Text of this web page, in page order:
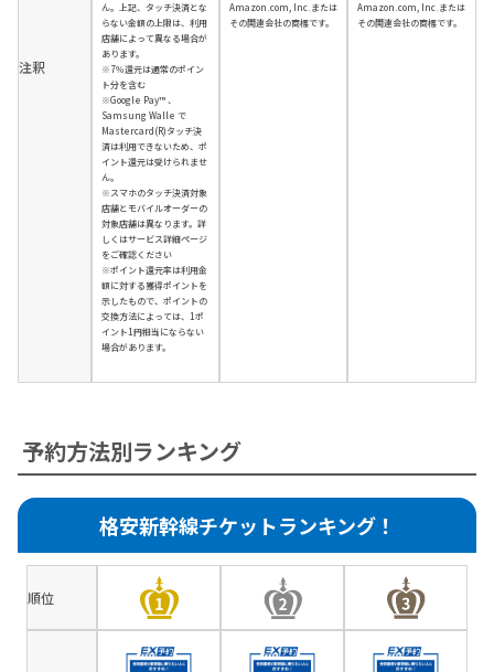
注釈
ん。上記、タッチ決済とな
らない金額の上限は、利用
店舗によって異なる場合が
あります。
※7％還元は通常のポイン
ト分を含む
※Google Pay™ 、
Samsung Walle で
Mastercard(R)タッチ決
済は利用できないため、ポ
イント還元は受けられませ
ん。
※スマホのタッチ決済対象
店舗とモバイルオーダーの
対象店舗は異なります。詳
しくはサービス詳細ページ
をご確認ください
※ポイント還元率は利用金
額に対する獲得ポイントを
示したもので、ポイントの
交換方法によっては、1ポ
イント1円相当にならない
場合があります。
Amazon.com, Inc.または
その関連会社の商標です。
Amazon.com, Inc.または
その関連会社の商標です。
予約方法別ランキング
格安新幹線チケットランキング！
順位